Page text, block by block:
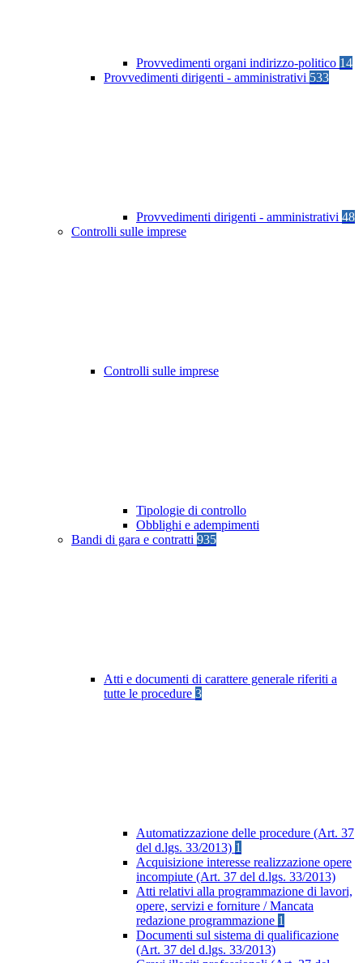
Provvedimenti organi indirizzo-politico 14
Provvedimenti dirigenti - amministrativi 533
Provvedimenti dirigenti - amministrativi 48
Controlli sulle imprese
Controlli sulle imprese
Tipologie di controllo
Obblighi e adempimenti
Bandi di gara e contratti 935
Atti e documenti di carattere generale riferiti a
tutte le procedure 3
Automatizzazione delle procedure (Art. 37
del d.lgs. 33/2013) 1
Acquisizione interesse realizzazione opere
incompiute (Art. 37 del d.lgs. 33/2013)
Atti relativi alla programmazione di lavori,
opere, servizi e forniture / Mancata
redazione programmazione 1
Documenti sul sistema di qualificazione
(Art. 37 del d.lgs. 33/2013)